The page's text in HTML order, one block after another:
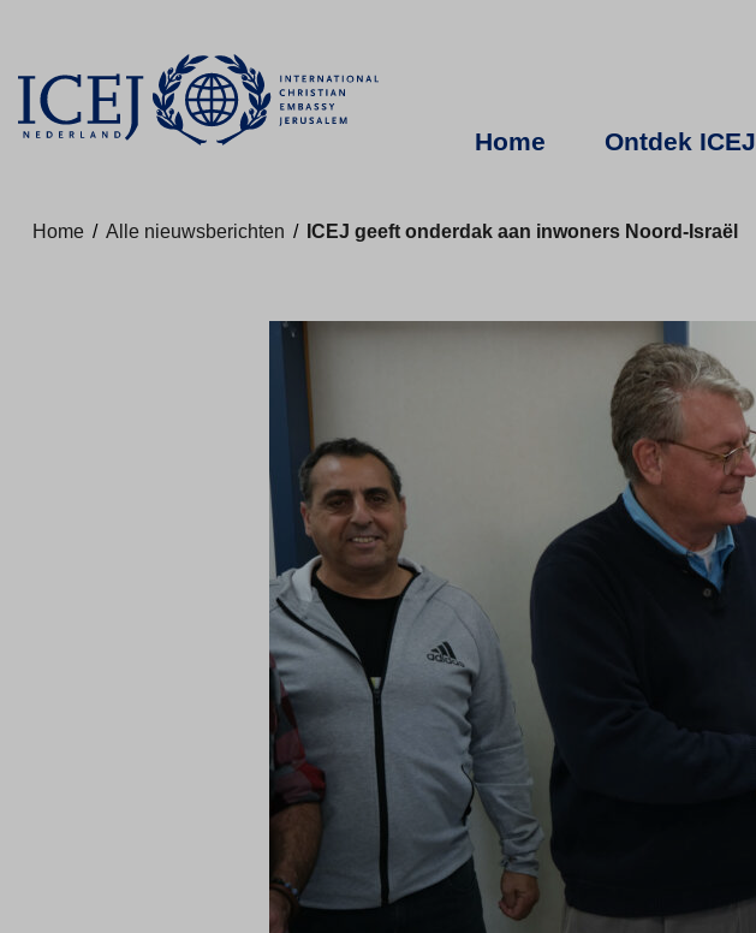
Home Ontdek ICEJ
Home / Alle nieuwsberichten / ICEJ geeft onderdak aan inwoners Noord-Israël